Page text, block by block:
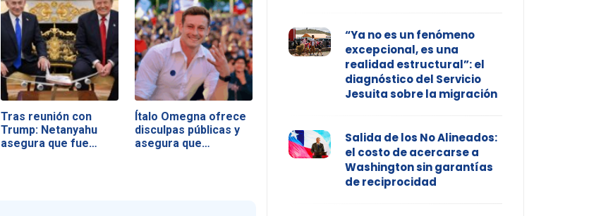
Tras reunión con
Trump: Netanyahu
asegura que fue…
Ítalo Omegna ofrece
disculpas públicas y
asegura que…
“Ya no es un fenómeno
excepcional, es una
realidad estructural”: el
diagnóstico del Servicio
Jesuita sobre la migración
Salida de los No Alineados:
el costo de acercarse a
Washington sin garantías
de reciprocidad